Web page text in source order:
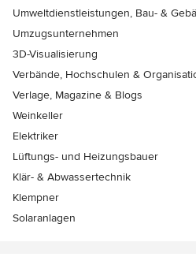
Umweltdienstleistungen, Bau- &
Umzugsunternehmen
3D-Visualisierung
Verbände, Hochschulen &
Verlage, Magazine & Blogs
Weinkeller
Elektriker
Lüftungs- und Heizungsbauer
Klär- & Abwassertechnik
Klempner
Solaranlagen